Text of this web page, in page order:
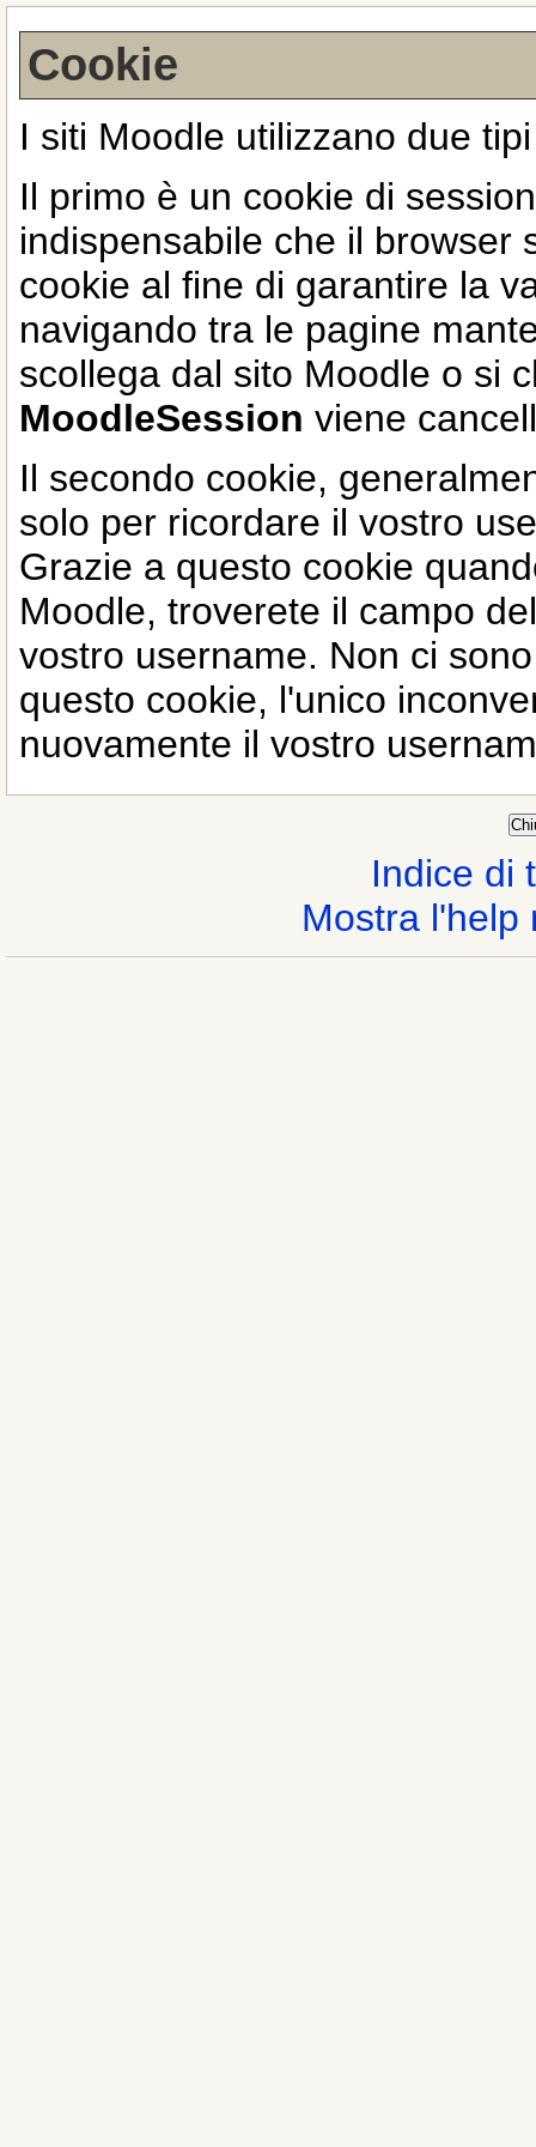
Cookie
I siti Moodle utilizzano due
Il primo è un cookie di
indispensabile che il browser
cookie al fine di garantire la
navigando tra le pagine
scollega dal sito Moodle o si
MoodleSession viene
Il secondo cookie,
solo per ricordare il vostro
Grazie a questo cookie
Moodle, troverete il campo
vostro username. Non ci
questo cookie, l'unico
nuovamente il vostro
Indice di
Mostra l'help